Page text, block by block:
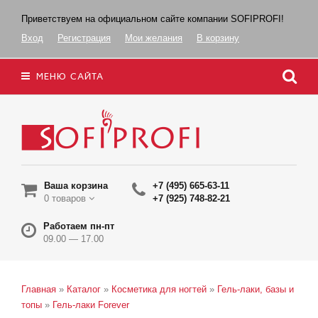
Приветствуем на официальном сайте компании SOFIPROFI!
Вход
Регистрация Мои желания В корзину
МЕНЮ САЙТА
Ваша корзина
0 товаров
+7 (495) 665-63-11
+7 (925) 748-82-21
Работаем пн-пт
09.00 — 17.00
Главная » Каталог » Косметика для ногтей » Гель-лаки, базы и
топы » Гель-лаки Forever